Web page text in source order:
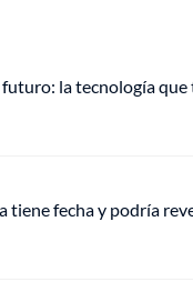
futuro: la tecnología
tiene fecha y podría